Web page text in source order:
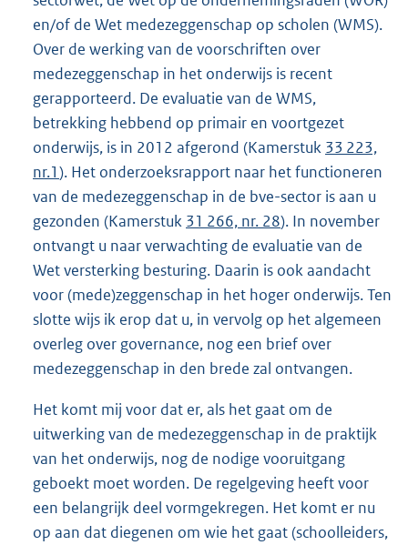
en/of de Wet medezeggenschap op scholen (WMS).
Over de werking van de voorschriften over
medezeggenschap in het onderwijs is recent
gerapporteerd. De evaluatie van de WMS,
betrekking hebbend op primair en voortgezet
onderwijs, is in 2012 afgerond (Kamerstuk 33 223,
nr.1). Het onderzoeksrapport naar het functioneren
van de medezeggenschap in de bve-sector is aan u
gezonden (Kamerstuk 31 266, nr. 28). In november
ontvangt u naar verwachting de evaluatie van de
Wet versterking besturing. Daarin is ook aandacht
voor (mede)zeggenschap in het hoger onderwijs. Ten
slotte wijs ik erop dat u, in vervolg op het algemeen
overleg over governance, nog een brief over
medezeggenschap in den brede zal ontvangen.
Het komt mij voor dat er, als het gaat om de
uitwerking van de medezeggenschap in de praktijk
van het onderwijs, nog de nodige vooruitgang
geboekt moet worden. De regelgeving heeft voor
een belangrijk deel vormgekregen. Het komt er nu
op aan dat diegenen om wie het gaat (schoolleiders,